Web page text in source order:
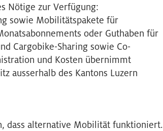
Nötige zur Verfügung:
sowie Mobilitätspakete für
oder Guthaben für
Cargobike-Sharing sowie Co-
und Kosten übernimmt
ausserhalb des Kantons Luzern
dass alternative Mobilität funktioniert.